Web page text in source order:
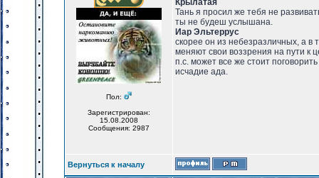
Пол:
Зарегистрирован:
15.08.2008
Сообщения: 2987
Крылатая
Тань я просил же тебя не
ты не будеш услышана.
Иар Эльтеррус
скорее он из небезразличных, а в
меняют свои воззрения на пути к
п.с. может все же стоит
исчадие ада.
Вернуться к началу